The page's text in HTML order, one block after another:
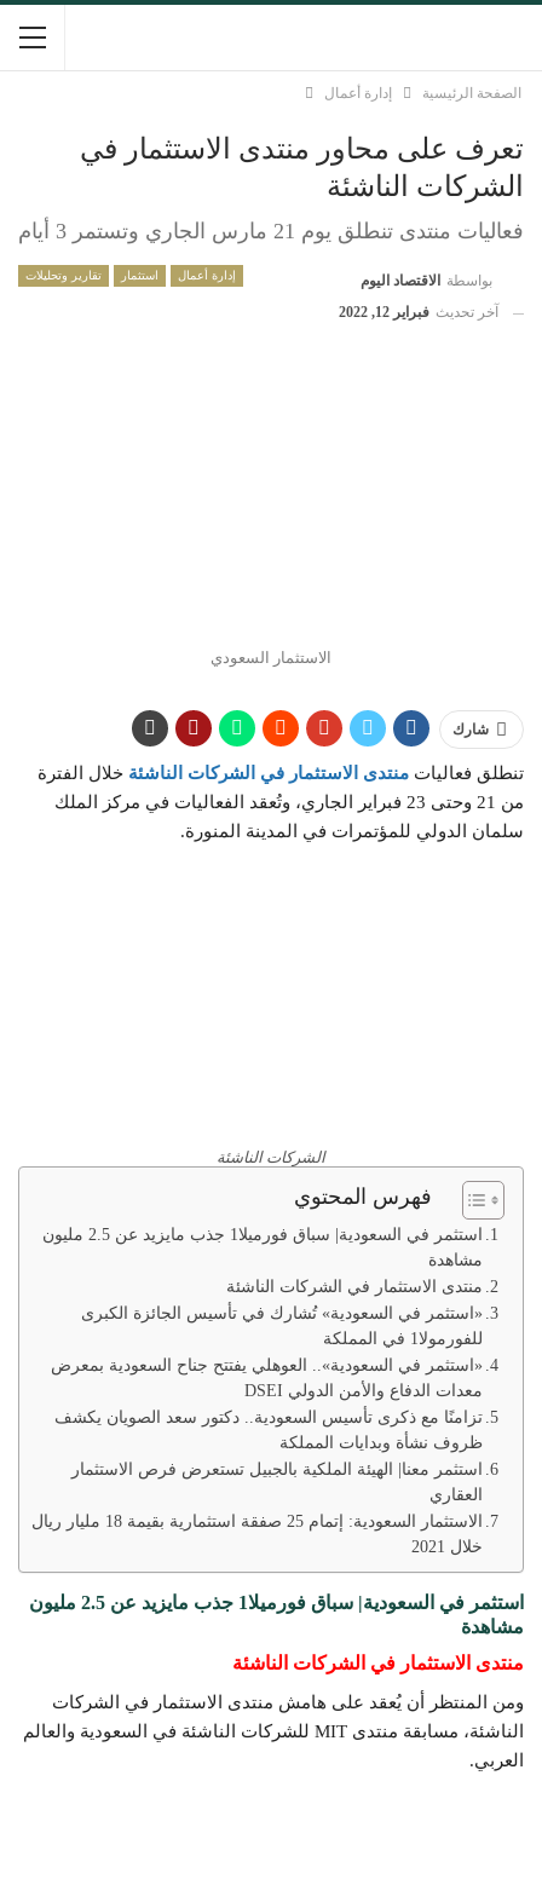
الصفحة الرئيسية إدارة أعمال
تعرف على محاور منتدى الاستثمار في
الشركات الناشئة
فعاليات منتدى تنطلق يوم 21 مارس الجاري وتستمر 3 أيام
إدارة أعمال استثمار تقارير وتحليلات بواسطة
الاقتصاد اليوم
آخر تحديث فبراير 12, 2022
الاستثمار السعودي
شارك
تنطلق فعاليات منتدى الاستثمار في الشركات الناشئة خلال الفترة
من 21 وحتى 23 فبراير الجاري، وتُعقد الفعاليات في مركز الملك
سلمان الدولي للمؤتمرات في المدينة المنورة.
الشركات الناشئة
فهرس المحتوي
استثمر في السعودية| سباق فورميلا1 جذب مايزيد عن 2.5 مليون
مشاهدة
منتدى الاستثمار في الشركات الناشئة
«استثمر في السعودية» تُشارك في تأسيس الجائزة الكبرى
للفورمولا1 في المملكة
«استثمر في السعودية».. العوهلي يفتتح جناح السعودية بمعرض
معدات الدفاع والأمن الدولي DSEI
تزامنًا مع ذكرى تأسيس السعودية.. دكتور سعد الصويان يكشف
ظروف نشأة وبدايات المملكة
استثمر معنا| الهيئة الملكية بالجبيل تستعرض فرص الاستثمار
العقاري
الاستثمار السعودية: إتمام 25 صفقة استثمارية بقيمة 18 مليار ريال
خلال 2021
استثمر في السعودية| سباق فورميلا1 جذب مايزيد عن 2.5 مليون
مشاهدة
منتدى الاستثمار في الشركات الناشئة
ومن المنتظر أن يُعقد على هامش منتدى الاستثمار في الشركات
الناشئة، مسابقة منتدى MIT للشركات الناشئة في السعودية والعالم
العربي.